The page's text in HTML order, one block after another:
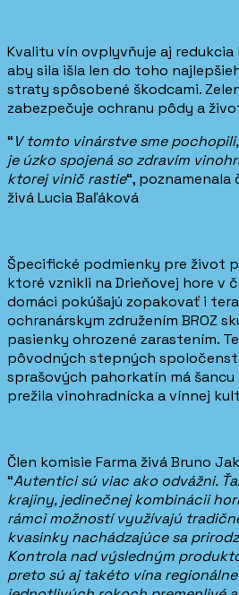
Kvalitu vín ovplyvňuje aj
aby sila išla len do toho
straty spôsobené škodcami.
zabezpečuje ochranu pôdy a
“V tomto vinárstve sme
je úzko spojená so zdravím
ktorej vinič rastie“, poznamenala
živá Lucia Baľáková
Špecifické podmienky pre život
ktoré vznikli na Drieňovej hore v
domáci pokúšajú zopakovať i
ochranárskym združením BROZ
pasienky ohrozené zarastením.
pôvodných stepných
sprašových pahorkatín má
prežila vinohradnícka a vínnej
Člen komisie Farma živá Bruno
“Autentici sú viac ako odvážni.
krajiny, jedinečnej kombinácii
rámci možností využívajú
kvasinky nachádzajúce sa
Kontrola nad výsledným
preto sú aj takéto vína